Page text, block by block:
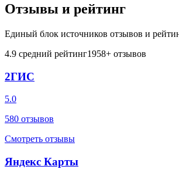
Отзывы и рейтинг
Единый блок источников отзывов и
4.9 средний рейтинг1958+ отзывов
2ГИС
5.0
580 отзывов
Смотреть отзывы
Яндекс Карты